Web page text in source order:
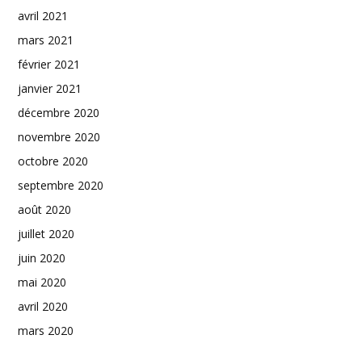
avril 2021
mars 2021
février 2021
janvier 2021
décembre 2020
novembre 2020
octobre 2020
septembre 2020
août 2020
juillet 2020
juin 2020
mai 2020
avril 2020
mars 2020